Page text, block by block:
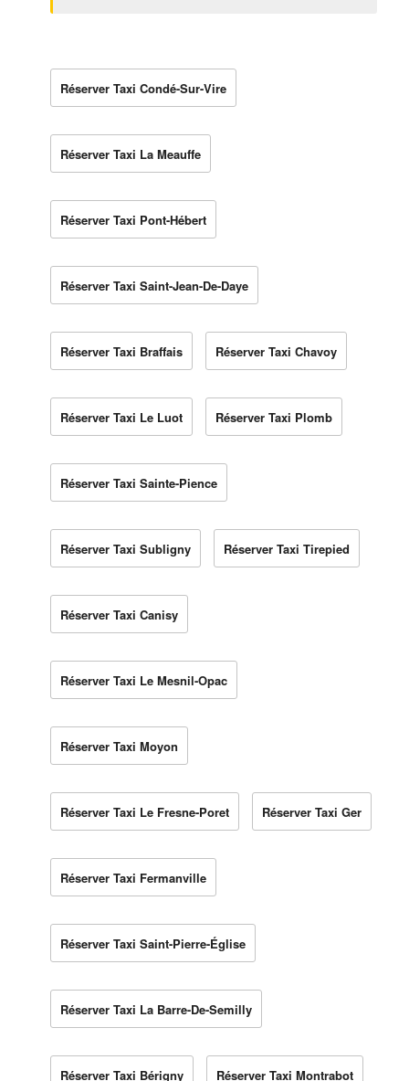
Réserver Taxi Condé-Sur-Vire
Réserver Taxi La Meauffe
Réserver Taxi Pont-Hébert
Réserver Taxi Saint-Jean-De-Daye
Réserver Taxi Braffais Réserver Taxi Chavoy
Réserver Taxi Le Luot Réserver Taxi Plomb
Réserver Taxi Sainte-Pience
Réserver Taxi Subligny Réserver Taxi Tirepied
Réserver Taxi Canisy
Réserver Taxi Le Mesnil-Opac
Réserver Taxi Moyon
Réserver Taxi Le Fresne-Poret Réserver Taxi Ger
Réserver Taxi Fermanville
Réserver Taxi Saint-Pierre-Église
Réserver Taxi La Barre-De-Semilly
Réserver Taxi Bérigny Réserver Taxi Montrabot